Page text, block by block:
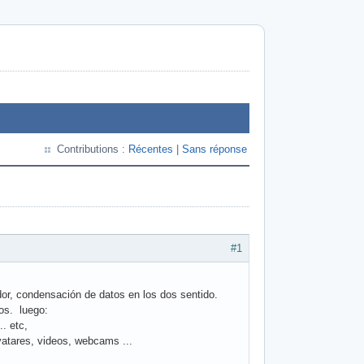
Contributions : Récentes Sans réponse
#1
condensación de datos en los dos sentido.
luego:
etc,
videos, webcams ...